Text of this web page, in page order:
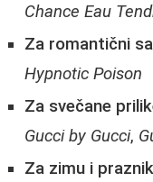
Chance Eau
Za romantični
Hypnotic Poison
Za svečane
Gucci by Gucci,
Za zimu i